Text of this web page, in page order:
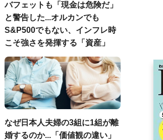
バフェットも「現金は危険だ」
と警告した...オルカンでも
S&P500でもない、インフレ時
こそ強さを発揮する「資産」
なぜ日本人夫婦の3組に1組が離
婚するのか...「価値観の違い」